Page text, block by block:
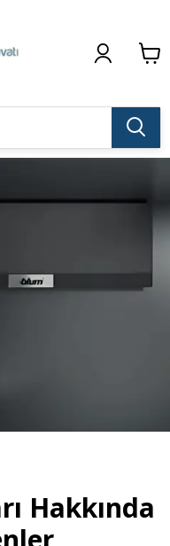
Hakkında